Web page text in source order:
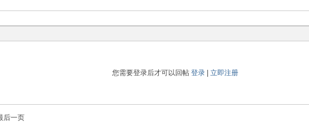
您需要登录后才可以回帖登录 |立即注册
后一页